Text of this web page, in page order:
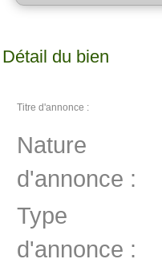
Détail du bien
Titre d'annonce :
Nature
d'annonce :
Type
d'annonce :